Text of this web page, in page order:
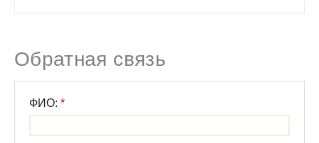
Обратная связь
ФИО: